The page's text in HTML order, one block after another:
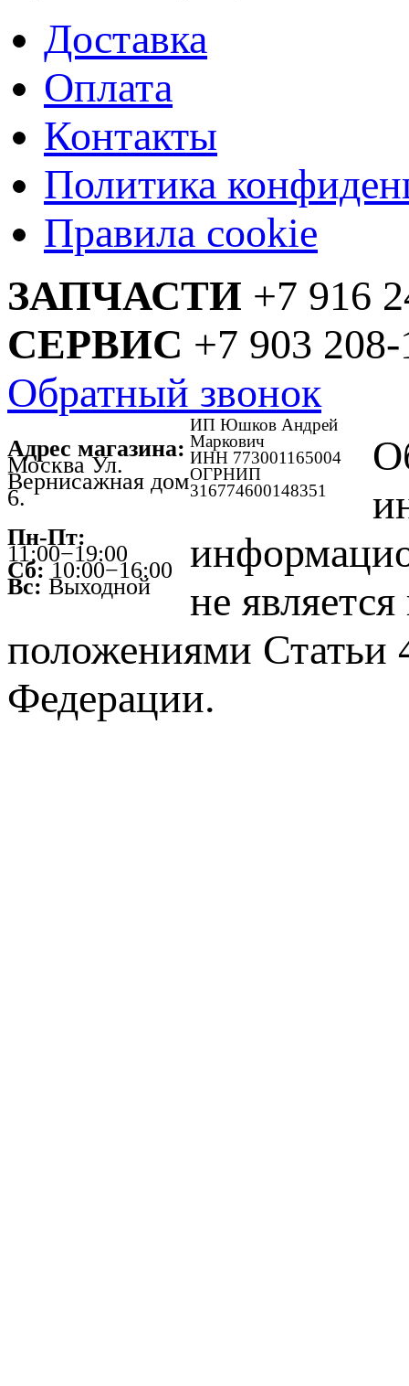
Доставка
Оплата
Контакты
Политика
Правила cookie
ЗАПЧАСТИ +7 916
СЕРВИС +7 903
Обратный звонок
Адрес магазина:
Москва Ул.
Вернисажная дом
6.
Пн-Пт:
11:00−19:00
Сб:10:00−16:00
Вс: Выходной
ИП Юшков Андрей
Маркович
ИНН 773001165004
ОГРНИП
316774600148351
не
положениями Статьи
Федерации.